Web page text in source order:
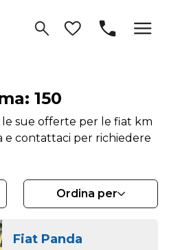
150
sue offerte per le fiat km
e contattaci per richiedere
Ordina per
Fiat Panda